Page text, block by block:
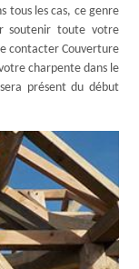
tous les cas, ce genre
soutenir toute votre
contacter Couverture
charpente dans le
présent du début